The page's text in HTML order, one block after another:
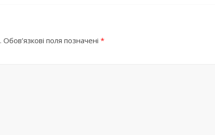
Обов’язкові поля позначені *